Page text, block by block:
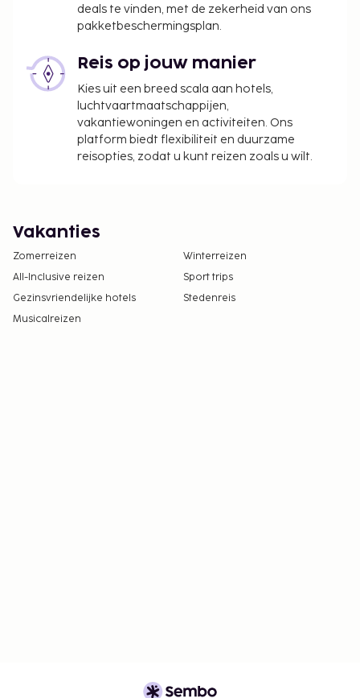
deals te vinden, met de zekerheid van ons
pakketbeschermingsplan.
Reis op jouw manier
Kies uit een breed scala aan hotels,
luchtvaartmaatschappijen,
vakantiewoningen en activiteiten. Ons
platform biedt flexibiliteit en duurzame
reisopties, zodat u kunt reizen zoals u wilt.
Vakanties
Zomerreizen
Winterreizen
All-Inclusive reizen
Sport trips
Gezinsvriendelijke hotels
Stedenreis
Musicalreizen